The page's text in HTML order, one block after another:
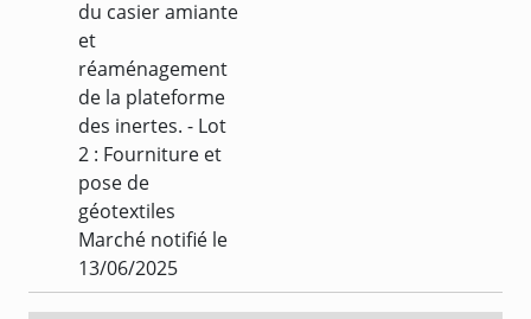
du casier amiante
et
réaménagement
de la plateforme
des inertes. - Lot
2 : Fourniture et
pose de
géotextiles
Marché notifié le
13/06/2025